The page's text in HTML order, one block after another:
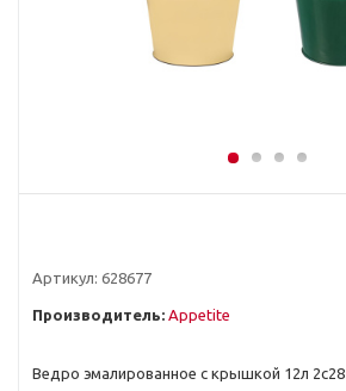
Артикул: 628677
Производитель: Appetite
Ведро эмалированное с крышкой 12л 2с28